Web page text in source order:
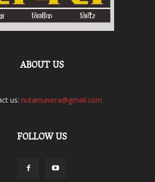
ABOUT US
us: nutansavera@gmail.com
FOLLOW US